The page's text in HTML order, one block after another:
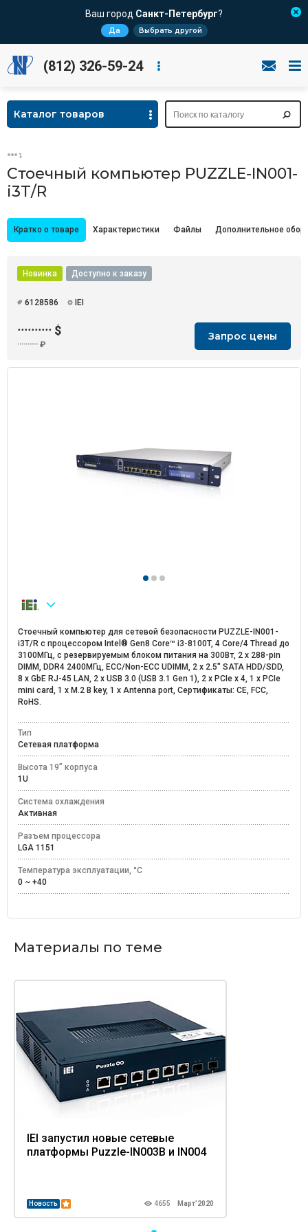
Ваш город Санкт-Петербург?
Да Выбрать другой
(812) 326-59-24
Каталог товаров
Стоечный компьютер PUZZLE-IN001-
i3T/R
Кратко о товаре Характеристики Файлы Дополнительное
Новинка Доступно к заказу
6128586 IEI
·········· $
·········· ₽
Запрос цены
Стоечный компьютер для сетевой безопасности PUZZLE-IN001-
i3T/R c процессором Intel® Gen8 Core™ i3-8100T, 4 Core/4 Thread до
3100МГц, c резервируемым блоком питания на 300Вт, 2 x 288-pin
DIMM, DDR4 2400MГц, ECC/Non-ECC UDIMM, 2 x 2.5" SATA HDD/SDD,
8 x GbE RJ-45 LAN, 2 x USB 3.0 (USB 3.1 Gen 1), 2 x PCIe x 4, 1 x PCIe
mini card, 1 x M.2 B key, 1 x Antenna port, Сертификаты: CE, FCC,
RoHS.
Тип
Сетевая платформа
Высота 19” корпуса
1U
Система охлаждения
Активная
Разъем процессора
LGA 1151
Температура эксплуатации, °C
0 ~ +40
Материалы по теме
IEI запустил новые сетевые
платформы Puzzle-IN003B и IN004
Новость 4655 Март’2020